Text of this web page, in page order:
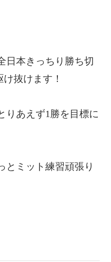
日本きっちり勝ち切
抜けます！
りあえず1勝を目標に
とミット練習頑張り